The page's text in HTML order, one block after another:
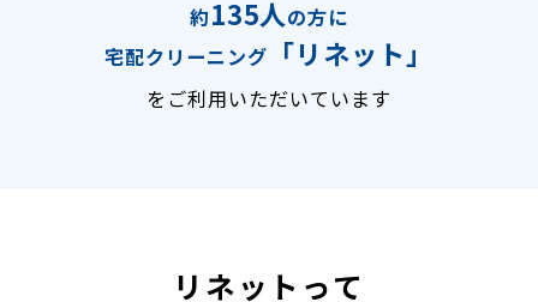
約135人の方に
宅配クリーニング
「リネット」
をご利用いただいています
リネットって